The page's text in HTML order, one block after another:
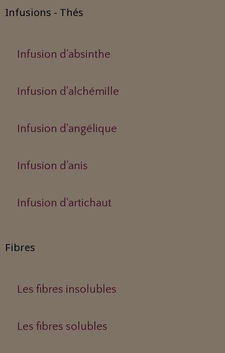
Infusions - Thés
Infusion d'absinthe
Infusion d'alchémille
Infusion d'angélique
Infusion d'anis
Infusion d'artichaut
Fibres
Les fibres insolubles
Les fibres solubles